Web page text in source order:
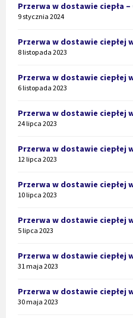
Przerwa w dostawie ciepła –
9 stycznia 2024
Przerwa w dostawie ciepłej
8 listopada 2023
Przerwa w dostawie ciepłej
6 listopada 2023
Przerwa w dostawie ciepłej
24 lipca 2023
Przerwa w dostawie ciepłej
12 lipca 2023
Przerwa w dostawie ciepłej
10 lipca 2023
Przerwa w dostawie ciepłej
5 lipca 2023
Przerwa w dostawie ciepłej
31 maja 2023
Przerwa w dostawie ciepłej
30 maja 2023